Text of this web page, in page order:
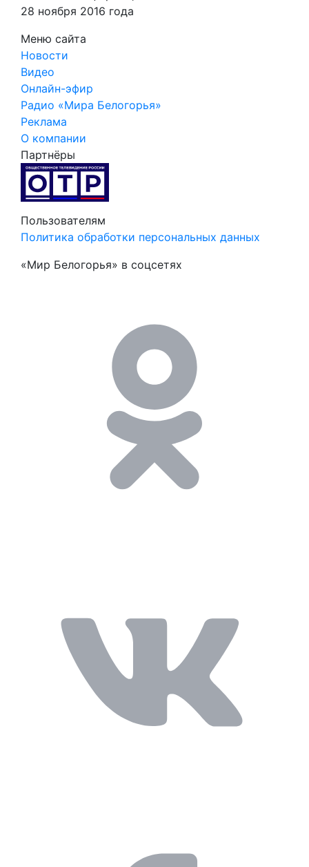
28 ноября 2016 года
Меню сайта
Новости
Видео
Онлайн-эфир
Радио «Мира Белогорья»
Реклама
О компании
Партнёры
Пользователям
Политика обработки персональных данных
«Мир Белогорья» в соцсетях